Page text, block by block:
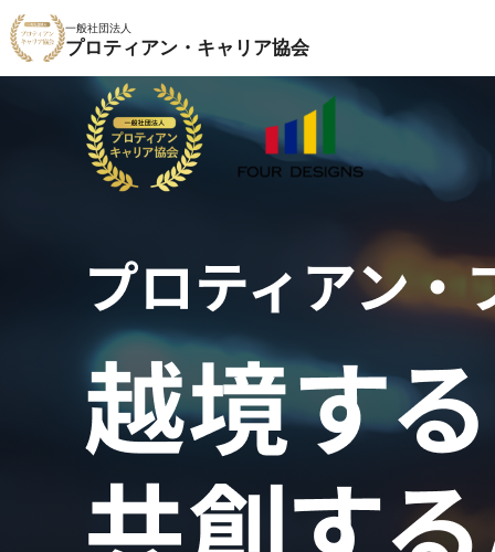
一般社団法人
プロティアン・キャリア協会